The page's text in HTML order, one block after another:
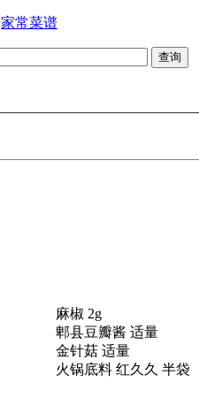
家常菜谱
麻椒 2g
郫县豆瓣酱 适量
金针菇 适量
火锅底料 红久久 半袋